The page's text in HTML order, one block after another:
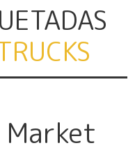
Market